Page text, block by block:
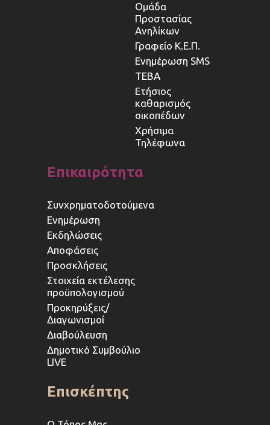
Ομάδα
Προστασίας
Ανηλίκων
Γραφείο Κ.Ε.Π.
Ενημέρωση SMS
ΤΕΒΑ
Ετήσιος
καθαρισμός
οικοπέδων
Χρήσιμα
Τηλέφωνα
Επικαιρότητα
Συνχρηματοδοτούμενα
Ενημέρωση
Εκδηλώσεις
Αποφάσεις
Προσκλήσεις
Στοιχεία εκτέλεσης
προϋπολογισμού
Προκηρύξεις/
Διαγωνισμοί
Διαβούλευση
Δημοτικό Συμβούλιο
LIVE
Επισκέπτης